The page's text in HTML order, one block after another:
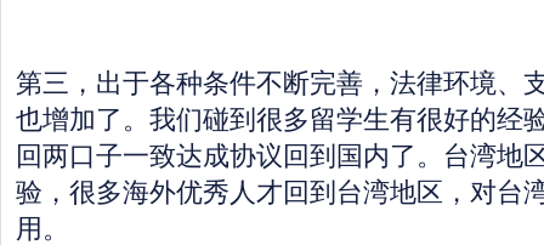
第三，出于各种条件不断完善，法律环境、
也增加了。我们碰到很多留学生有很好的经
回两口子一致达成协议回到国内了。台湾地
验，很多海外优秀人才回到台湾地区，对台
用。